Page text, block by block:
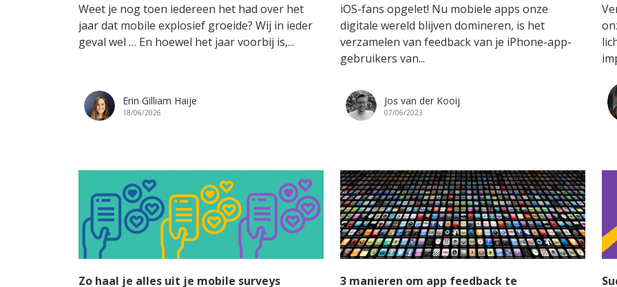
Weet je nog toen iedereen het had over het
jaar dat mobile explosief groeide? Wij in ieder
geval wel … En hoewel het jaar voorbij is,...
Erin Gilliam Haije
18/06/2026
iOS-fans opgelet! Nu mobiele apps onze
digitale wereld blijven domineren, is het
verzamelen van feedback van je iPhone-app-
gebruikers van...
Jos van der Kooij
07/06/2023
Zo haal je alles uit je mobile surveys
3 manieren om app feedback te